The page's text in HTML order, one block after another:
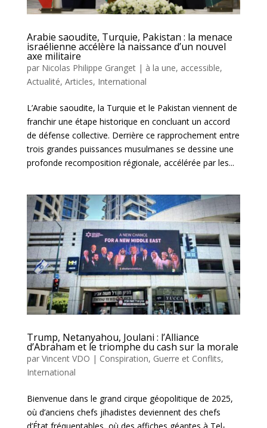
Arabie saoudite, Turquie, Pakistan : la menace
israélienne accélère la naissance d’un nouvel
axe militaire
par Nicolas Philippe Granget| à la une, accessible,
Actualité, Articles, International
L’Arabie saoudite, la Turquie et le Pakistan viennent de
franchir une étape historique en concluant un accord
de défense collective. Derrière ce rapprochement entre
trois grandes puissances musulmanes se dessine une
profonde recomposition régionale, accélérée par les...
Trump, Netanyahou, Joulani : l’Alliance
d’Abraham et le triomphe du cash sur la morale
par Vincent VDO | Conspiration, Guerre et Conflits,
International
Bienvenue dans le grand cirque géopolitique de 2025,
où d’anciens chefs jihadistes deviennent des chefs